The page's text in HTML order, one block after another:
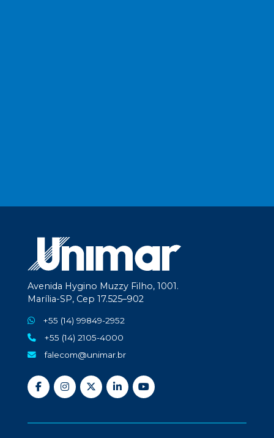
Avenida Hygino Muzzy Filho, 1001.
Marília-SP, Cep 17.525–902
+55 (14) 99849-2952
+55 (14) 2105-4000
falecom@unimar.br